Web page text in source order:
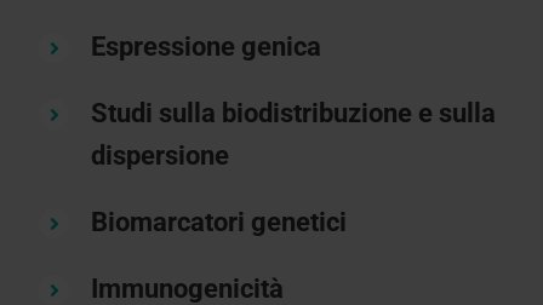
Espressione genica
Studi sulla biodistribuzione e sulla
dispersione
Biomarcatori genetici
Immunogenicità